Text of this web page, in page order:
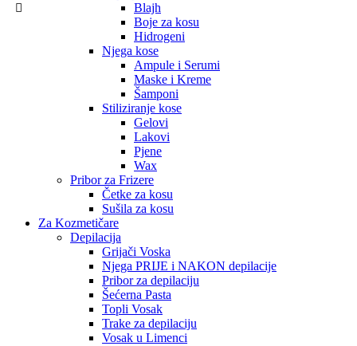
Blajh
Boje za kosu
Hidrogeni
Njega kose
Ampule i Serumi
Maske i Kreme
Šamponi
Stiliziranje kose
Gelovi
Lakovi
Pjene
Wax
Pribor za Frizere
Četke za kosu
Sušila za kosu
Za Kozmetičare
Depilacija
Grijači Voska
Njega PRIJE i NAKON depilacije
Pribor za depilaciju
Šećerna Pasta
Topli Vosak
Trake za depilaciju
Vosak u Limenci